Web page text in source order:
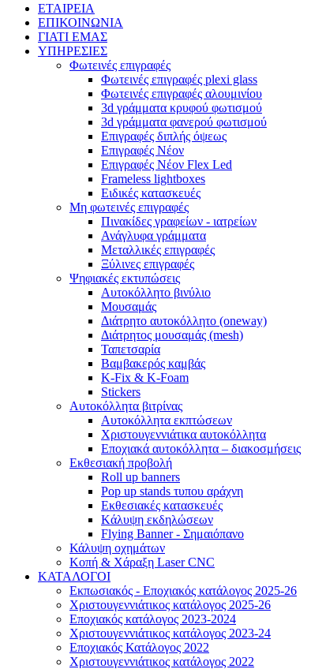
ΕΤΑΙΡEΙΑ
ΕΠΙΚΟΙΝΩΝΙΑ
ΓΙΑΤΙ ΕΜΑΣ
ΥΠΗΡΕΣΙΕΣ
Φωτεινές επιγραφές
Φωτεινές επιγραφές plexi glass
Φωτεινές επιγραφές αλουμινίου
3d γράμματα κρυφού φωτισμού
3d γράμματα φανερού φωτισμού
Επιγραφές διπλής όψεως
Επιγραφές Νέον
Επιγραφές Νέον Flex Led
Frameless lightboxes
Ειδικές κατασκευές
Μη φωτεινές επιγραφές
Πινακίδες γραφείων - ιατρείων
Ανάγλυφα γράμματα
Μεταλλικές επιγραφές
Ξύλινες επιγραφές
Ψηφιακές εκτυπώσεις
Αυτοκόλλητο βινύλιο
Μουσαμάς
Διάτρητο αυτοκόλλητο (oneway)
Διάτρητος μουσαμάς (mesh)
Ταπετσαρία
Βαμβακερός καμβάς
K-Fix & K-Foam
Stickers
Αυτοκόλλητα βιτρίνας
Αυτοκόλλητα εκπτώσεων
Xριστουγεννιάτικα αυτοκόλλητα
Εποχιακά αυτοκόλλητα – διακοσμήσεις
Εκθεσιακή προβολή
Roll up banners
Pop up stands τυπου αράχνη
Εκθεσιακές κατασκευές
Kάλυψη εκδηλώσεων
Flying Banner - Σημαιόπανο
Κάλυψη οχημάτων
Κοπή & Χάραξη Laser CNC
ΚΑΤΑΛΟΓΟΙ
Εκπωσιακός - Εποχιακός κατάλογος 2025-26
Χριστουγεννιάτικος κατάλογος 2025-26
Εποχιακός κατάλογος 2023-2024
Χριστουγεννιάτικος κατάλογος 2023-24
Εποχιακός Κατάλογος 2022
Χριστουγεννιάτικος κατάλογος 2022